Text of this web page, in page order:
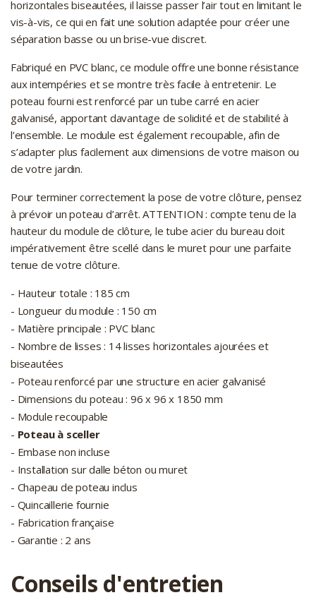
horizontales biseautées, il laisse passer l’air tout en limitant le
vis-à-vis, ce qui en fait une solution adaptée pour créer une
séparation basse ou un brise-vue discret.
Fabriqué en PVC blanc, ce module offre une bonne résistance
aux intempéries et se montre très facile à entretenir. Le
poteau fourni est renforcé par un tube carré en acier
galvanisé, apportant davantage de solidité et de stabilité à
l’ensemble. Le module est également recoupable, afin de
s’adapter plus facilement aux dimensions de votre maison ou
de votre jardin.
Pour terminer correctement la pose de votre clôture, pensez
à prévoir un poteau d’arrêt. ATTENTION : compte tenu de la
hauteur du module de clôture, le tube acier du bureau doit
impérativement être scellé dans le muret pour une parfaite
tenue de votre clôture.
- Hauteur totale : 185 cm
- Longueur du module : 150 cm
- Matière principale : PVC blanc
- Nombre de lisses : 14 lisses horizontales ajourées et
biseautées
- Poteau renforcé par une structure en acier galvanisé
- Dimensions du poteau : 96 x 96 x 1850 mm
- Module recoupable
- Poteau à sceller
- Embase non incluse
- Installation sur dalle béton ou muret
- Chapeau de poteau inclus
- Quincaillerie fournie
- Fabrication française
- Garantie : 2 ans
Conseils d'entretien